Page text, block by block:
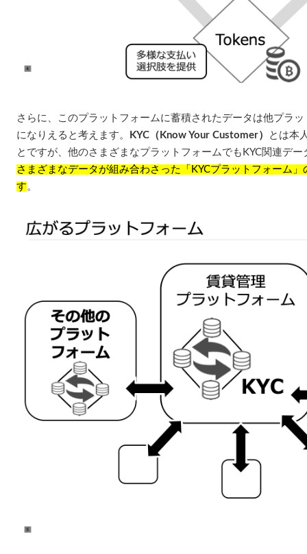
さらに、このプラットフォームに蓄積されたデータは他プラ
になりえると考えます。
KYC（Know Your Customer）
とは本
とですが、他のさまざまなプラットフォームでもKYC関連デ
さまざまなデータが組み合わさった「KYCプラットフォーム
す。